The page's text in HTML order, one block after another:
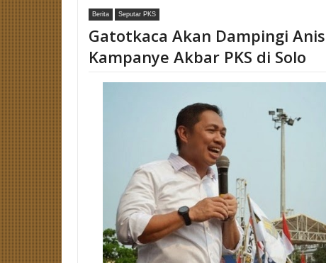
Berita Seputar PKS
Gatotkaca Akan Dampingi
Kampanye Akbar PKS di Solo